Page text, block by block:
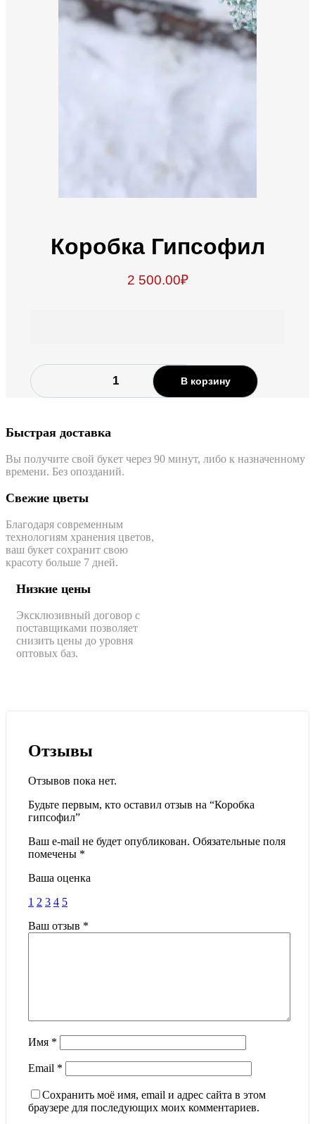
Коробка Гипсофил
2 500.00₽
Количество
Коробка
гипсофил
В корзину
Быстрая доставка
Вы получите свой букет через 90 минут, либо к назначенному
времени. Без опозданий.
Свежие цветы
Благодаря современным
технологиям хранения цветов,
ваш букет сохранит свою
красоту больше 7 дней.
Низкие цены
Эксклюзивный договор с
поставщиками позволяет
снизить цены до уровня
оптовых баз.
Отзывы
Отзывов пока нет.
Будьте первым, кто оставил отзыв на “Коробка
гипсофил”
Ваш e-mail не будет опубликован. Обязательные поля
помечены *
Ваша оценка
1 2 3 4 5
Ваш отзыв *
Имя *
Email *
Сохранить моё имя, email и адрес сайта в этом
браузере для последующих моих комментариев.